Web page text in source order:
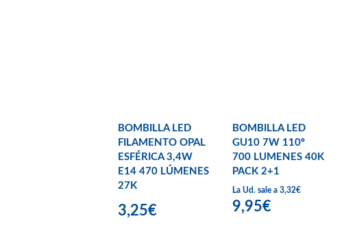
BOMBILLA LED
FILAMENTO OPAL
ESFÉRICA 3,4W
E14 470 LÚMENES
27K
3,25€
BOMBILLA LED
GU10 7W 110º
700 LUMENES 40K
PACK 2+1
La Ud. sale a 3,32€
9,95€